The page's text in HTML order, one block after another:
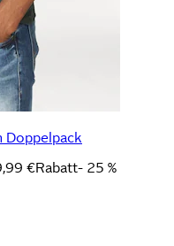
Doppelpack
€Rabatt- 25 %